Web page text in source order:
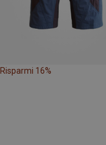
Risparmi 16%